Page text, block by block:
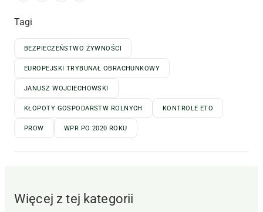
Tagi
BEZPIECZEŃSTWO ŻYWNOŚCI
EUROPEJSKI TRYBUNAŁ OBRACHUNKOWY
JANUSZ WOJCIECHOWSKI
KŁOPOTY GOSPODARSTW ROLNYCH KONTROLE ETO
PROW WPR PO 2020 ROKU
Więcej z tej kategorii